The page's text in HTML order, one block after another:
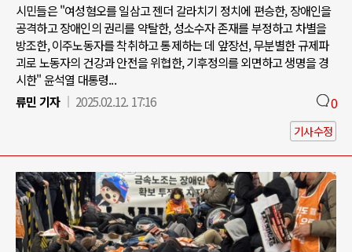
시민들은 "여성혐오를 일삼고 젠더 갈라치기 정치에 편승한, 장애인을
공격하고 장애인의 권리를 약탈한, 성소수자 존재를 부정하고 차별을
방조한, 이주노동자를 착취하고 통제하는 데 앞장선, 무분별한 규제파
괴로 노동자의 건강과 안전을 위협한, 기후정의를 외면하고 생명을 경
시한" 윤석열 대통령...
류민 기자
2025.02.12. 17:16 0
기사수정